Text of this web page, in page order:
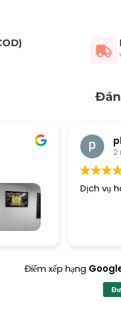
2
Dịch vụ
Điểm xếp hạng